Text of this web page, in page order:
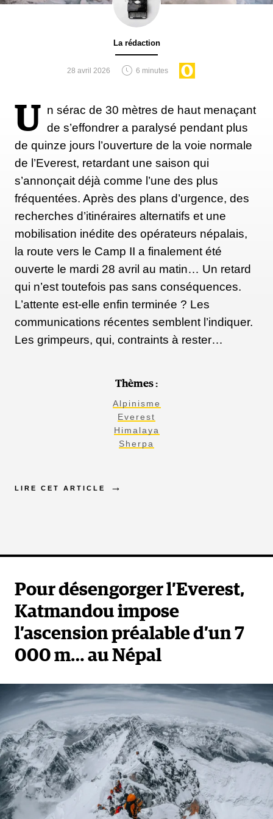
La rédaction
28 avril 2026 6 minutes
U n sérac de 30 mètres de haut menaçant
de s’effondrer a paralysé pendant plus
de quinze jours l’ouverture de la voie normale
de l’Everest, retardant une saison qui
s’annonçait déjà comme l’une des plus
fréquentées. Après des plans d’urgence, des
recherches d’itinéraires alternatifs et une
mobilisation inédite des opérateurs népalais,
la route vers le Camp II a finalement été
ouverte le mardi 28 avril au matin… Un retard
qui n’est toutefois pas sans conséquences.
L’attente est-elle enfin terminée ? Les
communications récentes semblent l’indiquer.
Les grimpeurs, qui, contraints à rester…
Thèmes :
Alpinisme
Everest
Himalaya
Sherpa
LIRE CET ARTICLE
Pour désengorger l’Everest,
Katmandou impose
l’ascension préalable d’un 7
000 m… au Népal